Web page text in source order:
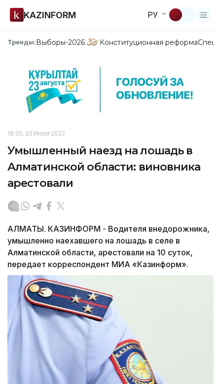
KAZINFORM РУ
Тренды:Выборы-2026 Конституционная реформа
19:30, 20 Июля 2022
Умышленный наезд на лошадь в
Алматинской области: виновника
арестовали
АЛМАТЫ. КАЗИНФОРМ - Водителя внедорожника,
умышленно наехавшего на лошадь в селе в
Алматинской области, арестовали на 10 суток,
передает корреспондент МИА «Казинформ».